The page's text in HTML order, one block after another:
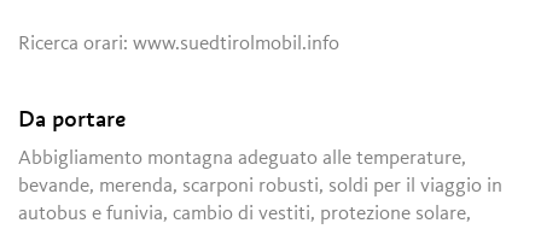
Ricerca orari: www.suedtirolmobil.info
Da portare
Abbigliamento montagna adeguato alle temperature,
bevande, merenda, scarponi robusti, soldi per il viaggio in
autobus e funivia, cambio di vestiti, protezione solare,